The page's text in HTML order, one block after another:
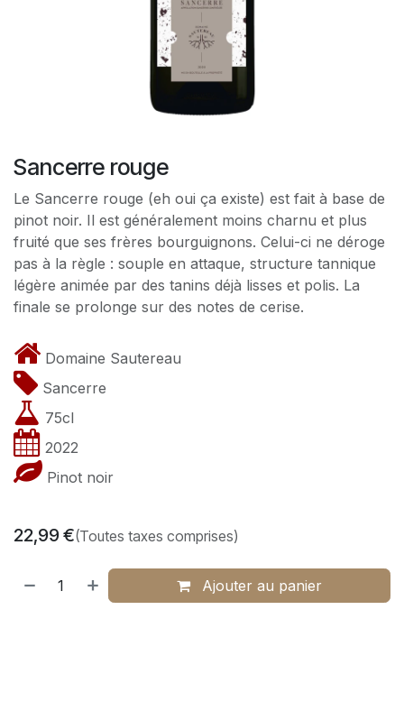
Sancerre rouge
Le Sancerre rouge (eh oui ça existe) est fait à base de
pinot noir. Il est généralement moins charnu et plus
fruité que ses frères bourguignons. Celui-ci ne déroge
pas à la règle : souple en attaque, structure tannique
légère animée par des tanins déjà lisses et polis. La
finale se prolonge sur des notes de cerise.
Domaine Sautereau
Sancerre
75cl
2022
Pinot noir
22,99€(Toutes taxes comprises)
Ajouter au panier